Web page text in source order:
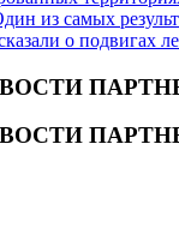
из самых
о подвигах